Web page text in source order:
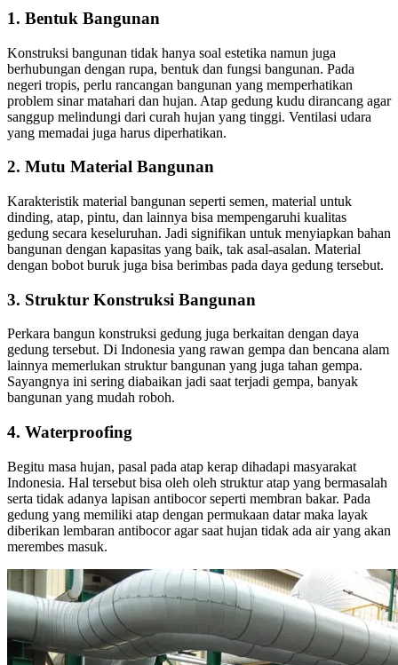
1. Bentuk Bangunan
Konstruksi bangunan tidak hanya soal estetika namun juga
berhubungan dengan rupa, bentuk dan fungsi bangunan. Pada
negeri tropis, perlu rancangan bangunan yang memperhatikan
problem sinar matahari dan hujan. Atap gedung kudu dirancang agar
sanggup melindungi dari curah hujan yang tinggi. Ventilasi udara
yang memadai juga harus diperhatikan.
2. Mutu Material Bangunan
Karakteristik material bangunan seperti semen, material untuk
dinding, atap, pintu, dan lainnya bisa mempengaruhi kualitas
gedung secara keseluruhan. Jadi signifikan untuk menyiapkan bahan
bangunan dengan kapasitas yang baik, tak asal-asalan. Material
dengan bobot buruk juga bisa berimbas pada daya gedung tersebut.
3. Struktur Konstruksi Bangunan
Perkara bangun konstruksi gedung juga berkaitan dengan daya
gedung tersebut. Di Indonesia yang rawan gempa dan bencana alam
lainnya memerlukan struktur bangunan yang juga tahan gempa.
Sayangnya ini sering diabaikan jadi saat terjadi gempa, banyak
bangunan yang mudah roboh.
4. Waterproofing
Begitu masa hujan, pasal pada atap kerap dihadapi masyarakat
Indonesia. Hal tersebut bisa oleh oleh struktur atap yang bermasalah
serta tidak adanya lapisan antibocor seperti membran bakar. Pada
gedung yang memiliki atap dengan permukaan datar maka layak
diberikan lembaran antibocor agar saat hujan tidak ada air yang akan
merembes masuk.